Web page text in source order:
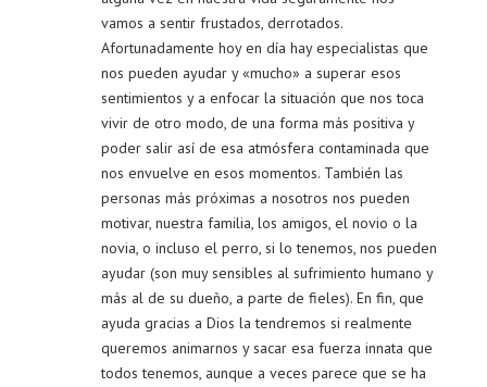
vamos a sentir frustados, derrotados.
Afortunadamente hoy en día hay especialistas que
nos pueden ayudar y «mucho» a superar esos
sentimientos y a enfocar la situación que nos toca
vivir de otro modo, de una forma más positiva y
poder salir así de esa atmósfera contaminada que
nos envuelve en esos momentos. También las
personas más próximas a nosotros nos pueden
motivar, nuestra familia, los amigos, el novio o la
novia, o incluso el perro, si lo tenemos, nos pueden
ayudar (son muy sensibles al sufrimiento humano y
más al de su dueño, a parte de fieles). En fin, que
ayuda gracias a Dios la tendremos si realmente
queremos animarnos y sacar esa fuerza innata que
todos tenemos, aunque a veces parece que se ha